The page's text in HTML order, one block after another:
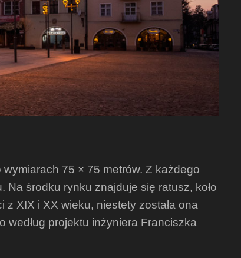
75 × 75 metrów. Z każdego
Na środku rynku znajduje się ratusz, koło
XIX i XX wieku, niestety została ona
projektu inżyniera Franciszka